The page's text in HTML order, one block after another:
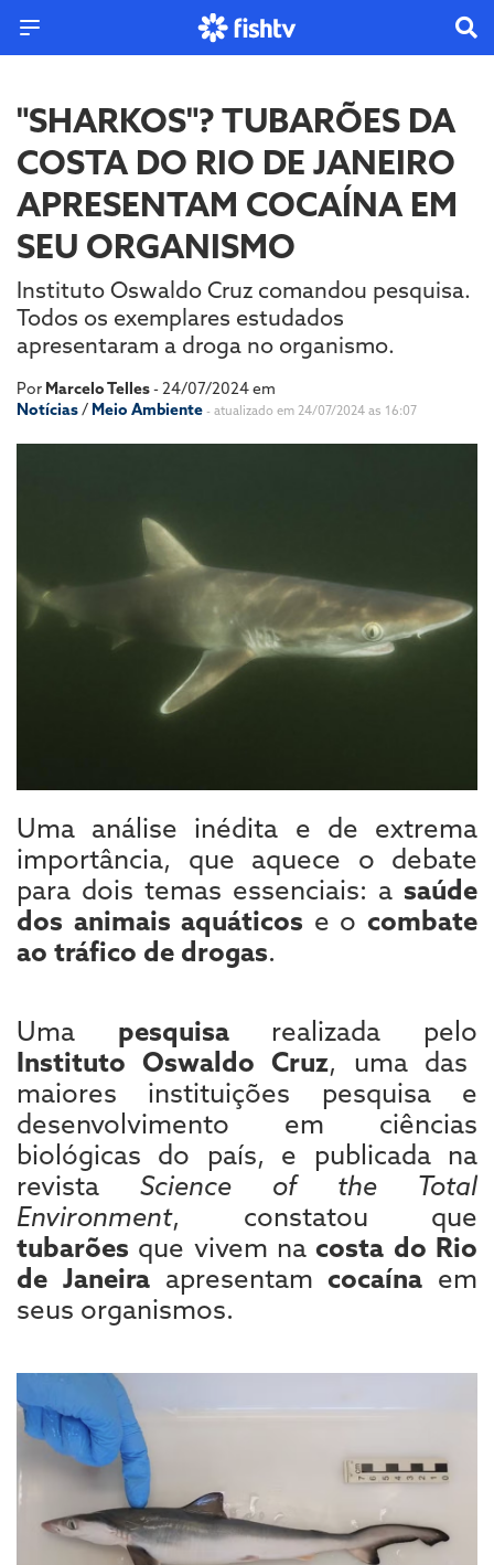
"SHARKOS"? TUBARÕES DA
COSTA DO RIO DE JANEIRO
APRESENTAM COCAÍNA EM
SEU ORGANISMO
Instituto Oswaldo Cruz comandou pesquisa.
Todos os exemplares estudados
apresentaram a droga no organismo.
Por Marcelo Telles- 24/07/2024 em
Notícias/ Meio Ambiente - atualizado em 24/07/2024 as 16:07
Uma análise inédita e de extrema
importância, que aquece o debate
para dois temas essenciais: a saúde
dos animais aquáticos e ocombate
ao tráfico de drogas.
Uma pesquisarealizada pelo
Instituto Oswaldo Cruz, uma das
maiores instituições pesquisa e
desenvolvimento em ciências
biológicas do país, e publicada na
revista Science of the Total
Environment, constatou que
tubarões que vivem nacosta do Rio
de Janeira apresentamcocaína em
seus organismos.